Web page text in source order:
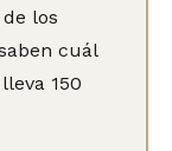
los
cuál
150